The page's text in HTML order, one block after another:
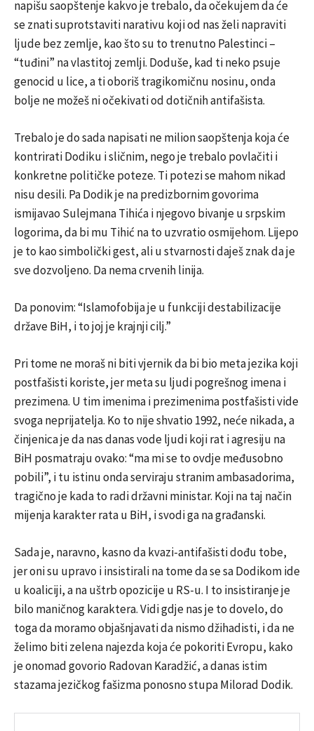
napišu saopštenje kakvo je trebalo, da očekujem da će
se znati suprotstaviti narativu koji od nas želi napraviti
ljude bez zemlje, kao što su to trenutno Palestinci –
“tuđini” na vlastitoj zemlji. Doduše, kad ti neko psuje
genocid u lice, a ti oboriš tragikomičnu nosinu, onda
bolje ne možeš ni očekivati od dotičnih antifašista.
Trebalo je do sada napisati ne milion saopštenja koja će
kontrirati Dodiku i sličnim, nego je trebalo povlačiti i
konkretne političke poteze. Ti potezi se mahom nikad
nisu desili. Pa Dodik je na predizbornim govorima
ismijavao Sulejmana Tihića i njegovo bivanje u srpskim
logorima, da bi mu Tihić na to uzvratio osmijehom. Lijepo
je to kao simbolički gest, ali u stvarnosti daješ znak da je
sve dozvoljeno. Da nema crvenih linija.
Da ponovim: “Islamofobija je u funkciji destabilizacije
države BiH, i to joj je krajnji cilj.”
Pri tome ne moraš ni biti vjernik da bi bio meta jezika koji
postfašisti koriste, jer meta su ljudi pogrešnog imena i
prezimena. U tim imenima i prezimenima postfašisti vide
svoga neprijatelja. Ko to nije shvatio 1992, neće nikada, a
činjenica je da nas danas vode ljudi koji rat i agresiju na
BiH posmatraju ovako: “ma mi se to ovdje međusobno
pobili”, i tu istinu onda serviraju stranim ambasadorima,
tragično je kada to radi državni ministar. Koji na taj način
mijenja karakter rata u BiH, i svodi ga na građanski.
Sada je, naravno, kasno da kvazi-antifašisti dođu tobe,
jer oni su upravo i insistirali na tome da se sa Dodikom ide
u koaliciji, a na uštrb opozicije u RS-u. I to insistiranje je
bilo maničnog karaktera. Vidi gdje nas je to dovelo, do
toga da moramo objašnjavati da nismo džihadisti, i da ne
želimo biti zelena najezda koja će pokoriti Evropu, kako
je onomad govorio Radovan Karadžić, a danas istim
stazama jezičkog fašizma ponosno stupa Milorad Dodik.